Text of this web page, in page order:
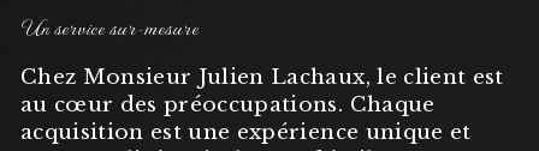
Un service sur-mesure
Chez Monsieur Julien Lachaux, le client est
au cœur des préoccupations. Chaque
acquisition est une expérience unique et